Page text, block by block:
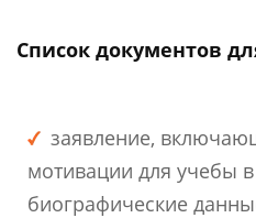
Список документов
заявление,
мотивации для учебы
биографические